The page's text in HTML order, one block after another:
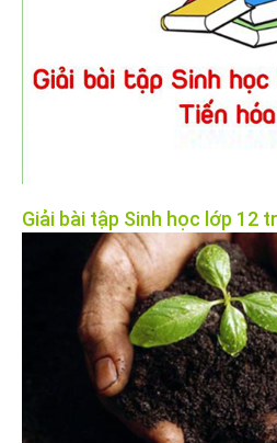
Giải bài tập Sinh học lớp 12